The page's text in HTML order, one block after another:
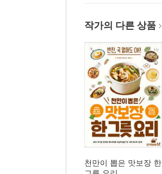
7위. 도라지오이무침
8위. 부추무침
9위. 가지나물
10위. 구운애호박무침
11위. 꽈리고추볶음
12위. 들깨고구마순볶음
13위. 참외무침
14위. 풋고추전
16위. 가지김치
작가의 다른 상품
천만이 뽑은 맛보장 한